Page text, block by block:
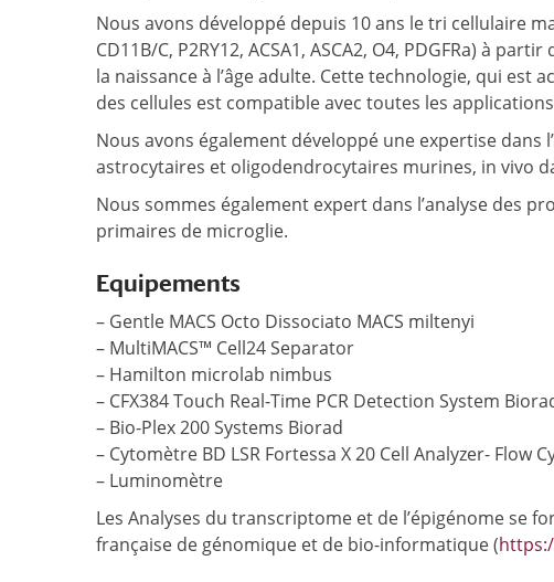
Nous avons développé depuis 10 ans le tri cellulaire
CD11B/C, P2RY12, ACSA1, ASCA2, O4, PDGFRa) à
la naissance à l’âge adulte. Cette technologie, qui
des cellules est compatible avec toutes les
Nous avons également développé une expertise dans
astrocytaires et oligodendrocytaires murines, in vivo
Nous sommes également expert dans l’analyse des
primaires de microglie.
Equipements
– Gentle MACS Octo Dissociato MACS miltenyi
– MultiMACS™ Cell24 Separator
– Hamilton microlab nimbus
– CFX384 Touch Real-Time PCR Detection System
– Bio-Plex 200 Systems Biorad
– Cytomètre BD LSR Fortessa X 20 Cell Analyzer- Flow
– Luminomètre
Les Analyses du transcriptome et de l’épigénome se
française de génomique et de bio-informatique (